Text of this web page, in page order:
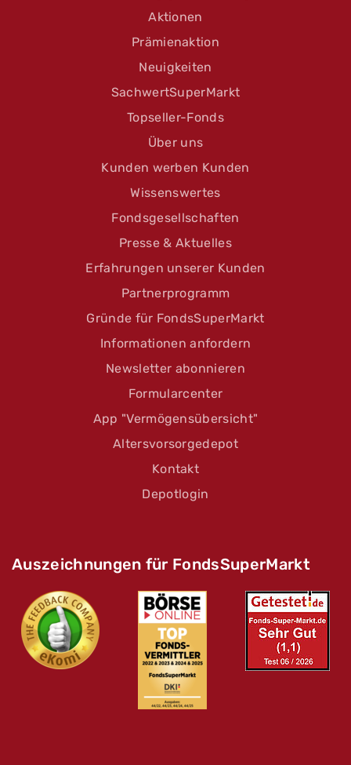
Aktionen
Prämienaktion
Neuigkeiten
SachwertSuperMarkt
Topseller-Fonds
Über uns
Kunden werben Kunden
Wissenswertes
Fondsgesellschaften
Presse & Aktuelles
Erfahrungen unserer Kunden
Partnerprogramm
Gründe für FondsSuperMarkt
Informationen anfordern
Newsletter abonnieren
Formularcenter
App "Vermögensübersicht"
Altersvorsorgedepot
Kontakt
Depotlogin
Auszeichnungen für FondsSuperMarkt